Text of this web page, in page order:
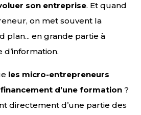
son entreprise. Et quand
on met souvent la
plan... en grande partie à
d’information.
les micro-entrepreneurs
d’une formation ?
directement d’une partie des